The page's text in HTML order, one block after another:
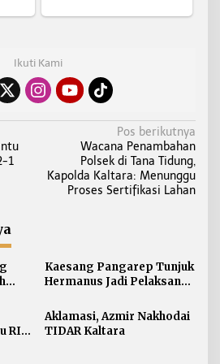
Ikuti Kami
1
Pos berikutnya
Wacana Penambahan
Polsek di Tana Tidung,
Kapolda Kaltara: Menunggu
Proses Sertifikasi Lahan
Kaesang Pangarep Tunjuk
Hermanus Jadi Pelaksana
Kalimantan Utara
RI,
Aklamasi, Azmir Nakhodai
TIDAR Kaltara